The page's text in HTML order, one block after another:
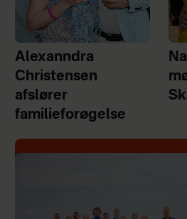
Alexanndra
Christensen
afslører
familieforøgelse